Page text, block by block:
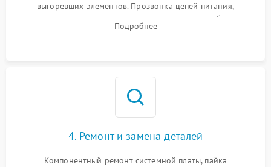
выгоревших элементов. Прозвонка цепей питания,
тестирование приводных моторов колес и турбины
всасывания. Оценка состояния оптических и инфракрасных
Подробнее
4. Ремонт и замена деталей
Компонентный ремонт системной платы, пайка